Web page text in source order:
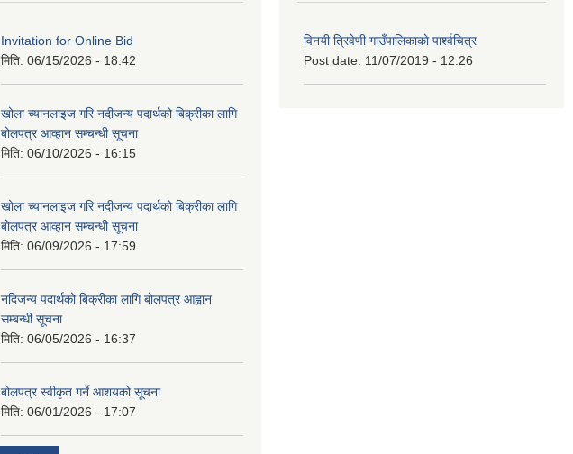
Invitation for Online Bid
मिति: 06/15/2026 - 18:42
खोला च्यानलाइज गरि नदीजन्य पदार्थको बिक्रीका लागि
बोलपत्र आव्हान सम्चन्धी सूचना
मिति: 06/10/2026 - 16:15
खोला च्यानलाइज गरि नदीजन्य पदार्थको बिक्रीका लागि
बोलपत्र आव्हान सम्चन्धी सूचना
मिति: 06/09/2026 - 17:59
नदिजन्य पदार्थको बिक्रीका लागि बोलपत्र आह्वान
सम्बन्धी सूचना
मिति: 06/05/2026 - 16:37
बोलपत्र स्वीकृत गर्ने आशयको सूचना
मिति: 06/01/2026 - 17:07
विनयी त्रिवेणी गाउँपालिकाकाे पार्श्वचित्र
Post date: 11/07/2019 - 12:26